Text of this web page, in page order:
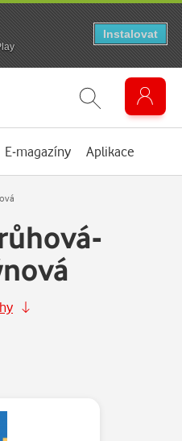
E-magazíny Aplikace
Instalovat